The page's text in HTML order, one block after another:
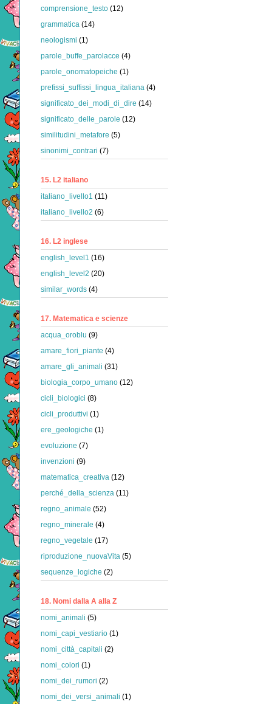
comprensione_testo (12)
grammatica (14)
neologismi (1)
parole_buffe_parolacce (4)
parole_onomatopeiche (1)
prefissi_suffissi_lingua_italiana (4)
significato_dei_modi_di_dire (14)
significato_delle_parole (12)
similitudini_metafore (5)
sinonimi_contrari (7)
15. L2 italiano
italiano_livello1 (11)
italiano_livello2 (6)
16. L2 inglese
english_level1 (16)
english_level2 (20)
similar_words (4)
17. Matematica e scienze
acqua_oroblu (9)
amare_fiori_piante (4)
amare_gli_animali (31)
biologia_corpo_umano (12)
cicli_biologici (8)
cicli_produttivi (1)
ere_geologiche (1)
evoluzione (7)
invenzioni (9)
matematica_creativa (12)
perché_della_scienza (11)
regno_animale (52)
regno_minerale (4)
regno_vegetale (17)
riproduzione_nuovaVita (5)
sequenze_logiche (2)
18. Nomi dalla A alla Z
nomi_animali (5)
nomi_capi_vestiario (1)
nomi_città_capitali (2)
nomi_colori (1)
nomi_dei_rumori (2)
nomi_dei_versi_animali (1)